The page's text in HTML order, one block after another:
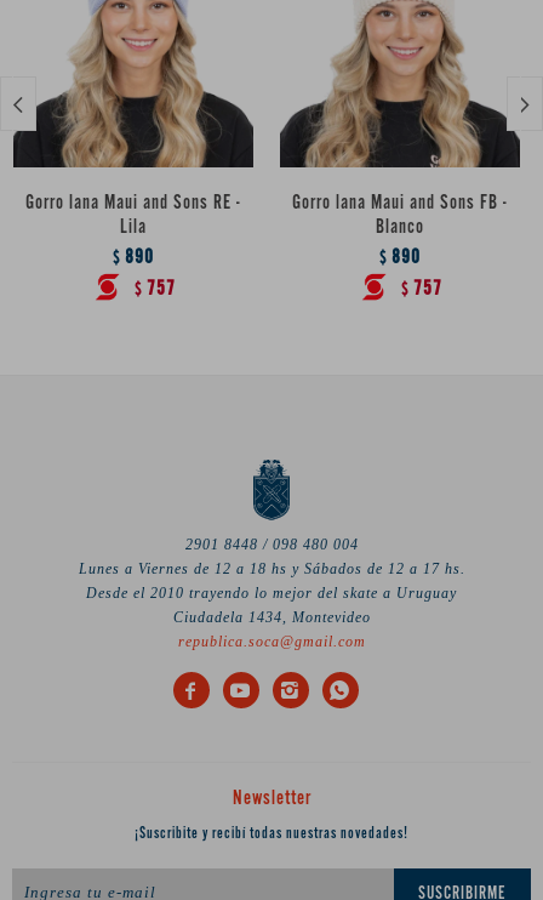
Gorro lana Maui and Sons RE -
Lila
$ 890
$ 757
Gorro lana Maui and Sons FB -
Blanco
$ 890
$ 757
 
2901 8448 / 098 480 004
Lunes a Viernes de 12 a 18 hs y Sábados de 12 a 17 hs.
Desde el 2010 trayendo lo mejor del skate a Uruguay
Ciudadela 1434, Montevideo
republica.soca@gmail.com
   
Newsletter
¡Suscribite y recibí todas nuestras novedades!
SUSCRIBIRME